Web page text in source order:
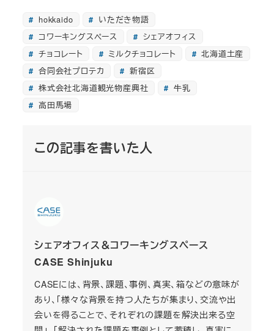
hokkaido
いただき物語
コワーキングスペース
シェアオフィス
チョコレート
ミルクチョコレート
北海道土産
合同会社プロテカ
新宿区
株式会社北海道観光物産興社
牛乳
高田馬場
この記事を書いた人
シェアオフィス＆コワーキングスペース
CASE Shinjuku
CASEには、背景、課題、事例、真実、箱などの意味が
あり、「様々な背景を持つ人たちが集まり、交流や出
会いを得ることで、それぞれの課題を解決出来る空